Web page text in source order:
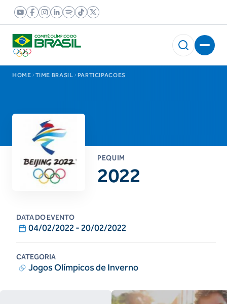
HOME TIME BRASIL PARTICIPACOES
PEQUIM
2022
DATA DO EVENTO
04/02/2022-20/02/2022
CATEGORIA
Jogos Olímpicos de Inverno